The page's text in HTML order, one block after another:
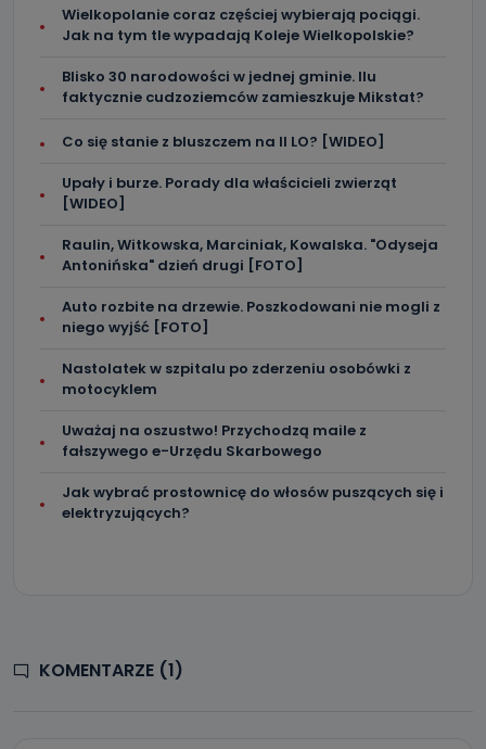
Wielkopolanie coraz częściej wybierają pociągi.
Jak na tym tle wypadają Koleje Wielkopolskie?
Blisko 30 narodowości w jednej gminie. Ilu
faktycznie cudzoziemców zamieszkuje Mikstat?
Co się stanie z bluszczem na II LO? [WIDEO]
Upały i burze. Porady dla właścicieli zwierząt
[WIDEO]
Raulin, Witkowska, Marciniak, Kowalska. "Odyseja
Antonińska" dzień drugi [FOTO]
Auto rozbite na drzewie. Poszkodowani nie mogli z
niego wyjść [FOTO]
Nastolatek w szpitalu po zderzeniu osobówki z
motocyklem
Uważaj na oszustwo! Przychodzą maile z
fałszywego e-Urzędu Skarbowego
Jak wybrać prostownicę do włosów puszących się i
elektryzujących?
KOMENTARZE (1)